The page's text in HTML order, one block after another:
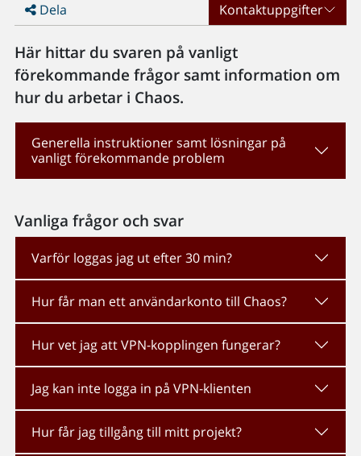
Dela Kontaktuppgifter
Här hittar du svaren på vanligt
förekommande frågor samt information om
hur du arbetar i Chaos.
Generella instruktioner samt lösningar på
vanligt förekommande problem
Vanliga frågor och svar
Varför loggas jag ut efter 30 min?
Hur får man ett användarkonto till Chaos?
Hur vet jag att VPN-kopplingen fungerar?
Jag kan inte logga in på VPN-klienten
Hur får jag tillgång till mitt projekt?